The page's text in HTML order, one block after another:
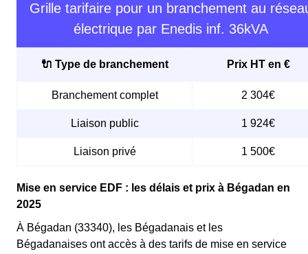
Grille tarifaire pour un branchement au
électrique par Enedis inf. 36kVA
🔌 Type de branchement Prix HT en €
Branchement complet 2 304€
Liaison public 1 924€
Liaison privé 1 500€
Mise en service EDF : les délais et prix à Bégadan en
2025
À Bégadan (33340), les Bégadanais et les
Bégadanaises ont accès à des tarifs de mise en service